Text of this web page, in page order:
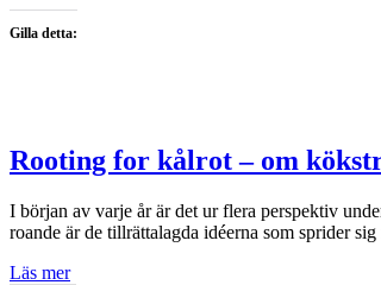
Gilla detta:
Rooting for kålrot – om
I början av varje år är det ur flera perspektiv
roande är de tillrättalagda idéerna som sprider
Läs mer